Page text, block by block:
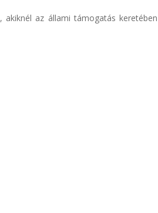
az állami támogatás keretében